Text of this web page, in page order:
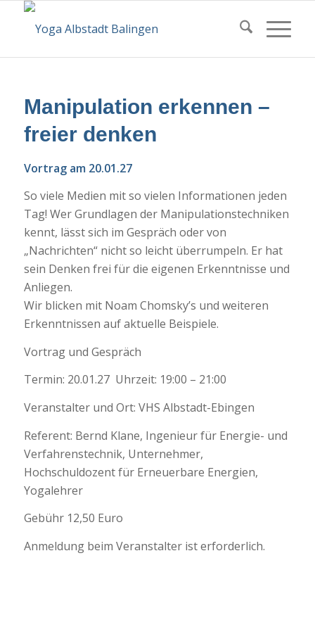
Manipulation erkennen –
freier denken
Vortrag am 20.01.27
So viele Medien mit so vielen Informationen jeden
Tag! Wer Grundlagen der Manipulationstechniken
kennt, lässt sich im Gespräch oder von
„Nachrichten“ nicht so leicht überrumpeln. Er hat
sein Denken frei für die eigenen Erkenntnisse und
Anliegen.
Wir blicken mit Noam Chomsky’s und weiteren
Erkenntnissen auf aktuelle Beispiele.
Vortrag und Gespräch
Termin: 20.01.27 Uhrzeit: 19:00 – 21:00
Veranstalter und Ort: VHS Albstadt-Ebingen
Referent: Bernd Klane, Ingenieur für Energie- und
Verfahrenstechnik, Unternehmer,
Hochschuldozent für Erneuerbare Energien,
Yogalehrer
Gebühr 12,50 Euro
Anmeldung beim Veranstalter ist erforderlich.